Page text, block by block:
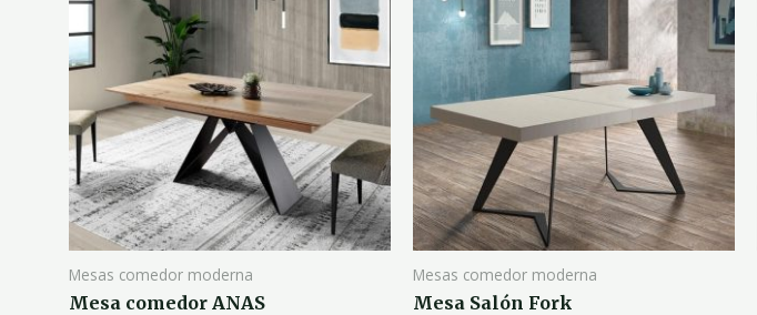
Mesas comedor moderna
Mesa comedor ANAS
Mesas comedor moderna
Mesa Salón Fork